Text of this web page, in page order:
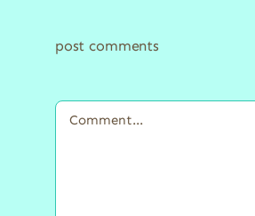
post comments
Comment